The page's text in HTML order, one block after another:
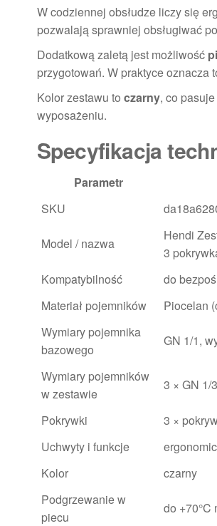
W codziennej obsłudze liczy się
pozwalają sprawniej obsługiwać
Dodatkową zaletą jest możliwość
przygotowań. W praktyce oznacza
Kolor zestawu to czarny, co
wyposażeniu.
Specyfikacja
Parametr
SKU
Model / nazwa
Hendi
3
Kompatybilność
do
Materiał pojemników
Piocelan
Wymiary pojemnika
bazowego
GN 1/1,
Wymiary pojemników
w zestawie
3 × GN 1/
Pokrywki
3 ×
Uchwyty i funkcje
Kolor
czarny
Podgrzewanie w
piecu
do +70°C